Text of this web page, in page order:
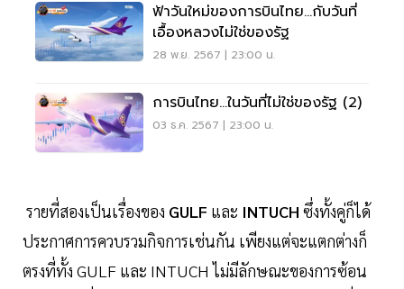
ฟ้าวันใหม่ของการบินไทย...กับวันที่
เอื้องหลวงไม่ใช่ของรัฐ
28 พ.ย. 2567 | 23:00 น.
การบินไทย...ในวันที่ไม่ใช่ของรัฐ (2)
03 ธ.ค. 2567 | 23:00 น.
รายที่สองเป็นเรื่องของ GULF และ INTUCH ซึ่งทั้งคู่ก็ได้
ประกาศการควบรวมกิจการเช่นกัน เพียงแต่จะแตกต่างก็
ตรงที่ทั้ง GULF และ INTUCH ไม่มีลักษณะของการซ้อน